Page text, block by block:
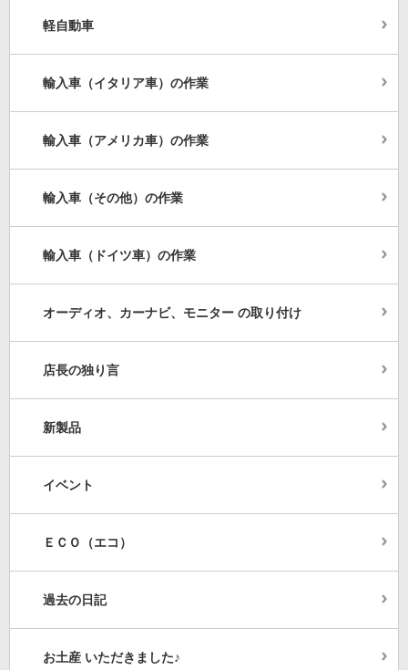
軽自動車
輸入車（イタリア車）の作業
輸入車（アメリカ車）の作業
輸入車（その他）の作業
輸入車（ドイツ車）の作業
オーディオ、カーナビ、モニター の取り付け
店長の独り言
新製品
イベント
ＥＣＯ（エコ）
過去の日記
お土産 いただきました♪